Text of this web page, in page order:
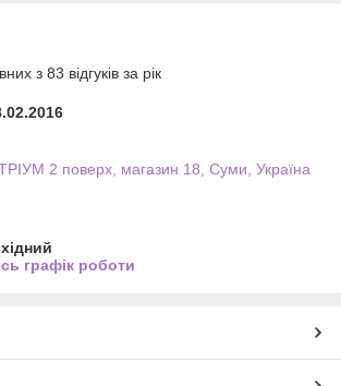
з 83 відгуків за рік
2 поверх, магазин 18, Суми, Україна
графік роботи